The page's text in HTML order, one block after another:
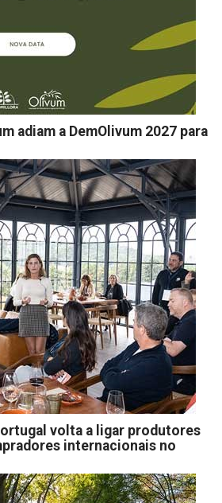
adiam a DemOlivum 2027 para
volta a ligar produtores
internacionais no